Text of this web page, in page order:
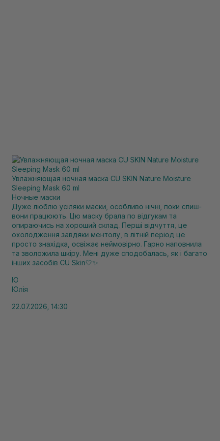
Увлажняющая ночная маска CU SKIN Nature Moisture
Sleeping Mask 60 ml
Ночные маски
Дуже люблю усіляки маски, особливо нічні, поки спиш-
вони працюють. Цю маску брала по відгукам та
опираючись на хороший склад. Перші відчуття, це
охолодження завдяки ментолу, в літній період це
просто знахідка, освіжає неймовірно. Гарно наповнила
та зволожила шкіру. Мені дуже сподобалась, як і багато
інших засобів CU Skin🤍✨
Ю
Юлія
22.07.2026, 14:30